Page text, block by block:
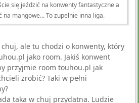
się jeździć na konwenty fantastyczne a
na mangowe... To zupełnie inna liga.
ale tu chodzi o konwenty, który
jako room. Jakiś konwent
przyjmie room touhou.pl jak
zrobić? Taki w pełni
taka w chuj przydatna. Ludzie